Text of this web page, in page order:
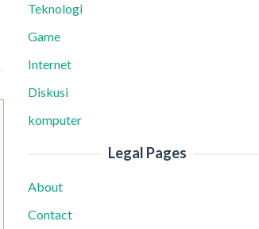
Teknologi
Game
Internet
Diskusi
komputer
Legal Pages
About
Contact